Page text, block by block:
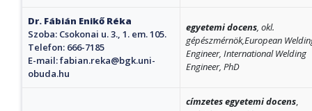
Dr. Fábián Enikő Réka
Szoba: Csokonai u. 3., 1. em. 105.
Telefon: 666-7185
E-mail:fabian.reka@bgk.uni-
obuda.hu
egyetemi docens , okl.
gépészmérnök,European
Engineer, International Welding
Engineer, PhD
címzetes egyetemi docens